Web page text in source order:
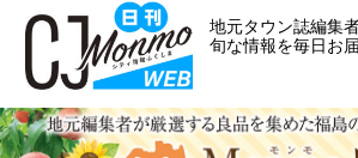
地元タウン誌編集
旬な情報を毎日お届